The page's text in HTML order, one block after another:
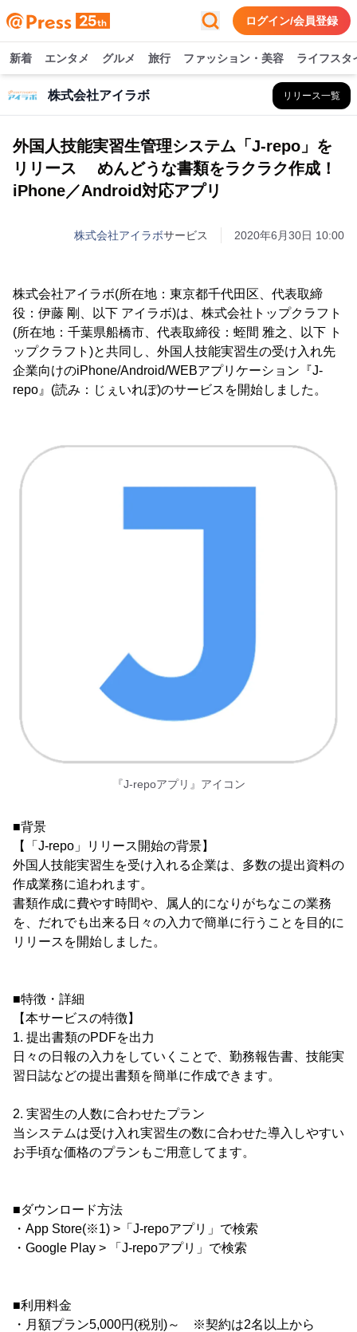
ログイン/会員登録
新着 エンタメ グルメ 旅行 ファッション・美容 ライフスタ
株式会社アイラボ リリース一覧
外国人技能実習生管理システム「J-repo」を
リリース めんどうな書類をラクラク作成！
iPhone／Android対応アプリ
株式会社アイラボサービス 2020年6月30日 10:00
株式会社アイラボ(所在地：東京都千代田区、代表取締
役：伊藤 剛、以下 アイラボ)は、株式会社トップクラフト
(所在地：千葉県船橋市、代表取締役：蛭間 雅之、以下 ト
ップクラフト)と共同し、外国人技能実習生の受け入れ先
企業向けのiPhone/Android/WEBアプリケーション『J-
repo』(読み：じぇいれぽ)のサービスを開始しました。
『J-repoアプリ』アイコン
■背景
【「J-repo」リリース開始の背景】
外国人技能実習生を受け入れる企業は、多数の提出資料の
作成業務に追われます。
書類作成に費やす時間や、属人的になりがちなこの業務
を、だれでも出来る日々の入力で簡単に行うことを目的に
リリースを開始しました。
■特徴・詳細
【本サービスの特徴】
1. 提出書類のPDFを出力
日々の日報の入力をしていくことで、勤務報告書、技能実
習日誌などの提出書類を簡単に作成できます。
2. 実習生の人数に合わせたプラン
当システムは受け入れ実習生の数に合わせた導入しやすい
お手頃な価格のプランもご用意してます。
■ダウンロード方法
・App Store(※1) >「J-repoアプリ」で検索
・Google Play > 「J-repoアプリ」で検索
■利用料金
・月額プラン5,000円(税別)～ ※契約は2名以上から